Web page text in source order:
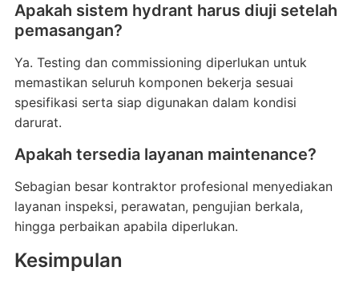
Apakah sistem hydrant harus diuji setelah
pemasangan?
Ya. Testing dan commissioning diperlukan untuk
memastikan seluruh komponen bekerja sesuai
spesifikasi serta siap digunakan dalam kondisi
darurat.
Apakah tersedia layanan maintenance?
Sebagian besar kontraktor profesional menyediakan
layanan inspeksi, perawatan, pengujian berkala,
hingga perbaikan apabila diperlukan.
Kesimpulan